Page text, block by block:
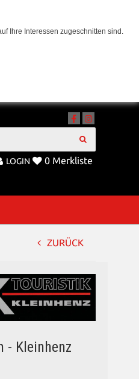
Ihre Interessen zugeschnitten sind.
LOGIN 0 Merkliste
ZURÜCK
- Kleinhenz